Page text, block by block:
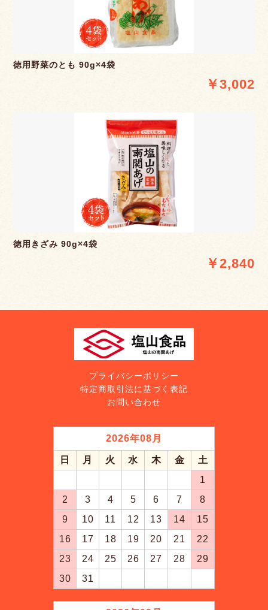
徳用野菜のとも 90g×4袋
￥3,002
徳用きざみ 90g×4袋
￥2,840
プライバシーポリシー
特定商取引法に基づく表記
お問い合わせ
2026年08 月
日 月 火 水 木 金
土
1
2
3 4 5 6 7
8
9
10 11 12 13 14
15
16
17 18 19 20 21
22
23
24 25 26 27 28
29
30
31